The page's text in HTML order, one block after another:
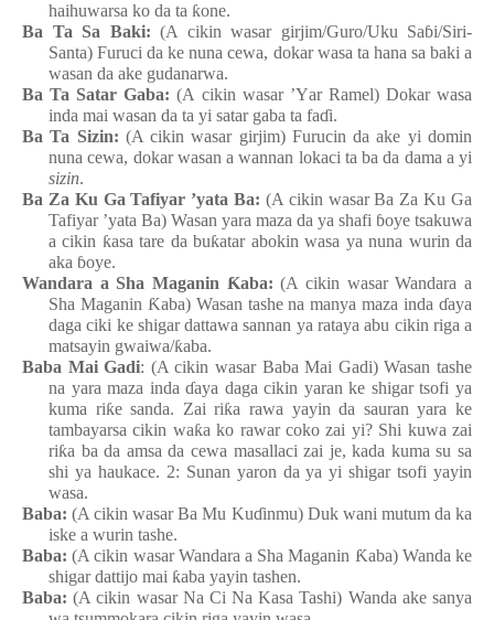
haihuwarsa ko da ta ƙone.
Ba Ta Sa Baki: (A cikin wasar girjim/Guro/Uku Saɓi/Siri-
Santa) Furuci da ke nuna cewa, dokar wasa ta hana sa baki a
wasan da ake gudanarwa.
Ba Ta Satar Gaba: (A cikin wasar ’Yar Ramel) Dokar wasa
inda mai wasan da ta yi satar gaba ta faɗi.
Ba Ta Sizin: (A cikin wasar girjim) Furucin da ake yi domin
nuna cewa, dokar wasan a wannan lokaci ta ba da dama a yi
sizin.
Ba Za Ku Ga Tafiyar ’yata Ba: (A cikin wasar Ba Za Ku Ga
Tafiyar ’yata Ba) Wasan yara maza da ya shafi ɓoye tsakuwa
a cikin ƙasa tare da buƙatar abokin wasa ya nuna wurin da
aka ɓoye.
Wandara a Sha Maganin Ƙaba: (A cikin wasar Wandara a
Sha Maganin Ƙaba) Wasan tashena manya maza inda ɗaya
daga ciki ke shigar dattawa sannan ya rataya abu cikin riga a
matsayin gwaiwa/ƙaba.
Baba Mai Gadi: (A cikin wasar Baba Mai Gadi) Wasantashe
na yara maza inda ɗaya daga cikin yaran ke shigar tsofi ya
kuma riƙe sanda. Zai riƙa rawa yayin da sauran yara ke
tambayarsa cikin waƙa ko rawar coko zai yi? Shi kuwa zai
riƙa ba da amsa da cewa masallaci zai je, kada kuma su sa
shi ya haukace. 2: Sunan yaron da ya yi shigar tsofi yayin
wasa.
Baba: (A cikin wasar Ba Mu Kuɗinmu) Duk wani mutum da ka
iske a wurin tashe.
Baba: (A cikin wasar Wandara a Sha Maganin Ƙaba) Wanda ke
shigar dattijo mai ƙaba yayin tashen.
Baba: (A cikin wasar Na Ci Na Kasa Tashi) Wanda ake sanya